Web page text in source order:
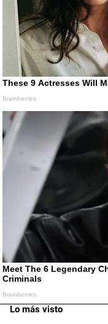
Lo más visto